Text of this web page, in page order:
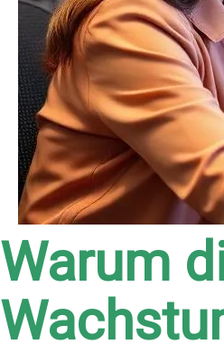
Warum